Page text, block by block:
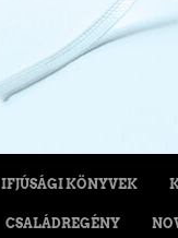
IFJÚSÁGI KÖNYVEK
CSALÁDREGÉNY